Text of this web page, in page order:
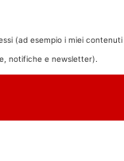
(ad esempio i miei
notifiche e newsletter).